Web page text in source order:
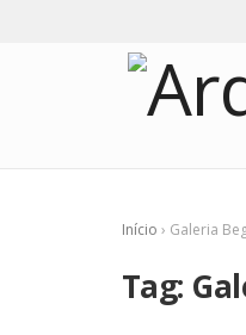
Início › Galeria
Tag: